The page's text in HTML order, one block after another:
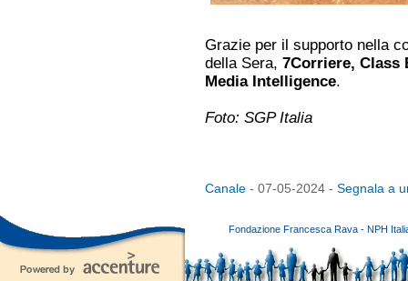
Grazie per il supporto nella
della Sera, 7Corriere,
Media Intelligence.
Foto: SGP Italia
Canale - 07-05-2024 - Segnala a
Fondazione Francesca Rava - NPH